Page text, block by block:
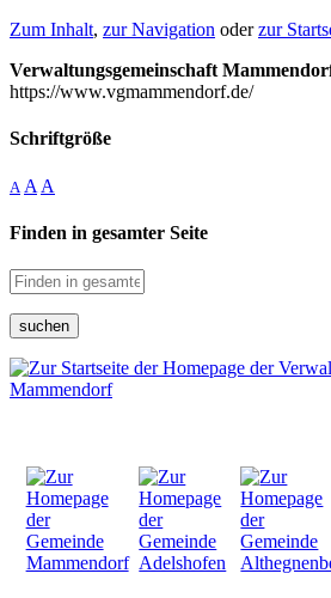
Zum Inhalt, zur Navigation oderzur
Verwaltungsgemeinschaft
https://www.vgmammendorf.de/
Schriftgröße
A A A
Finden in gesamter Seite
suchen